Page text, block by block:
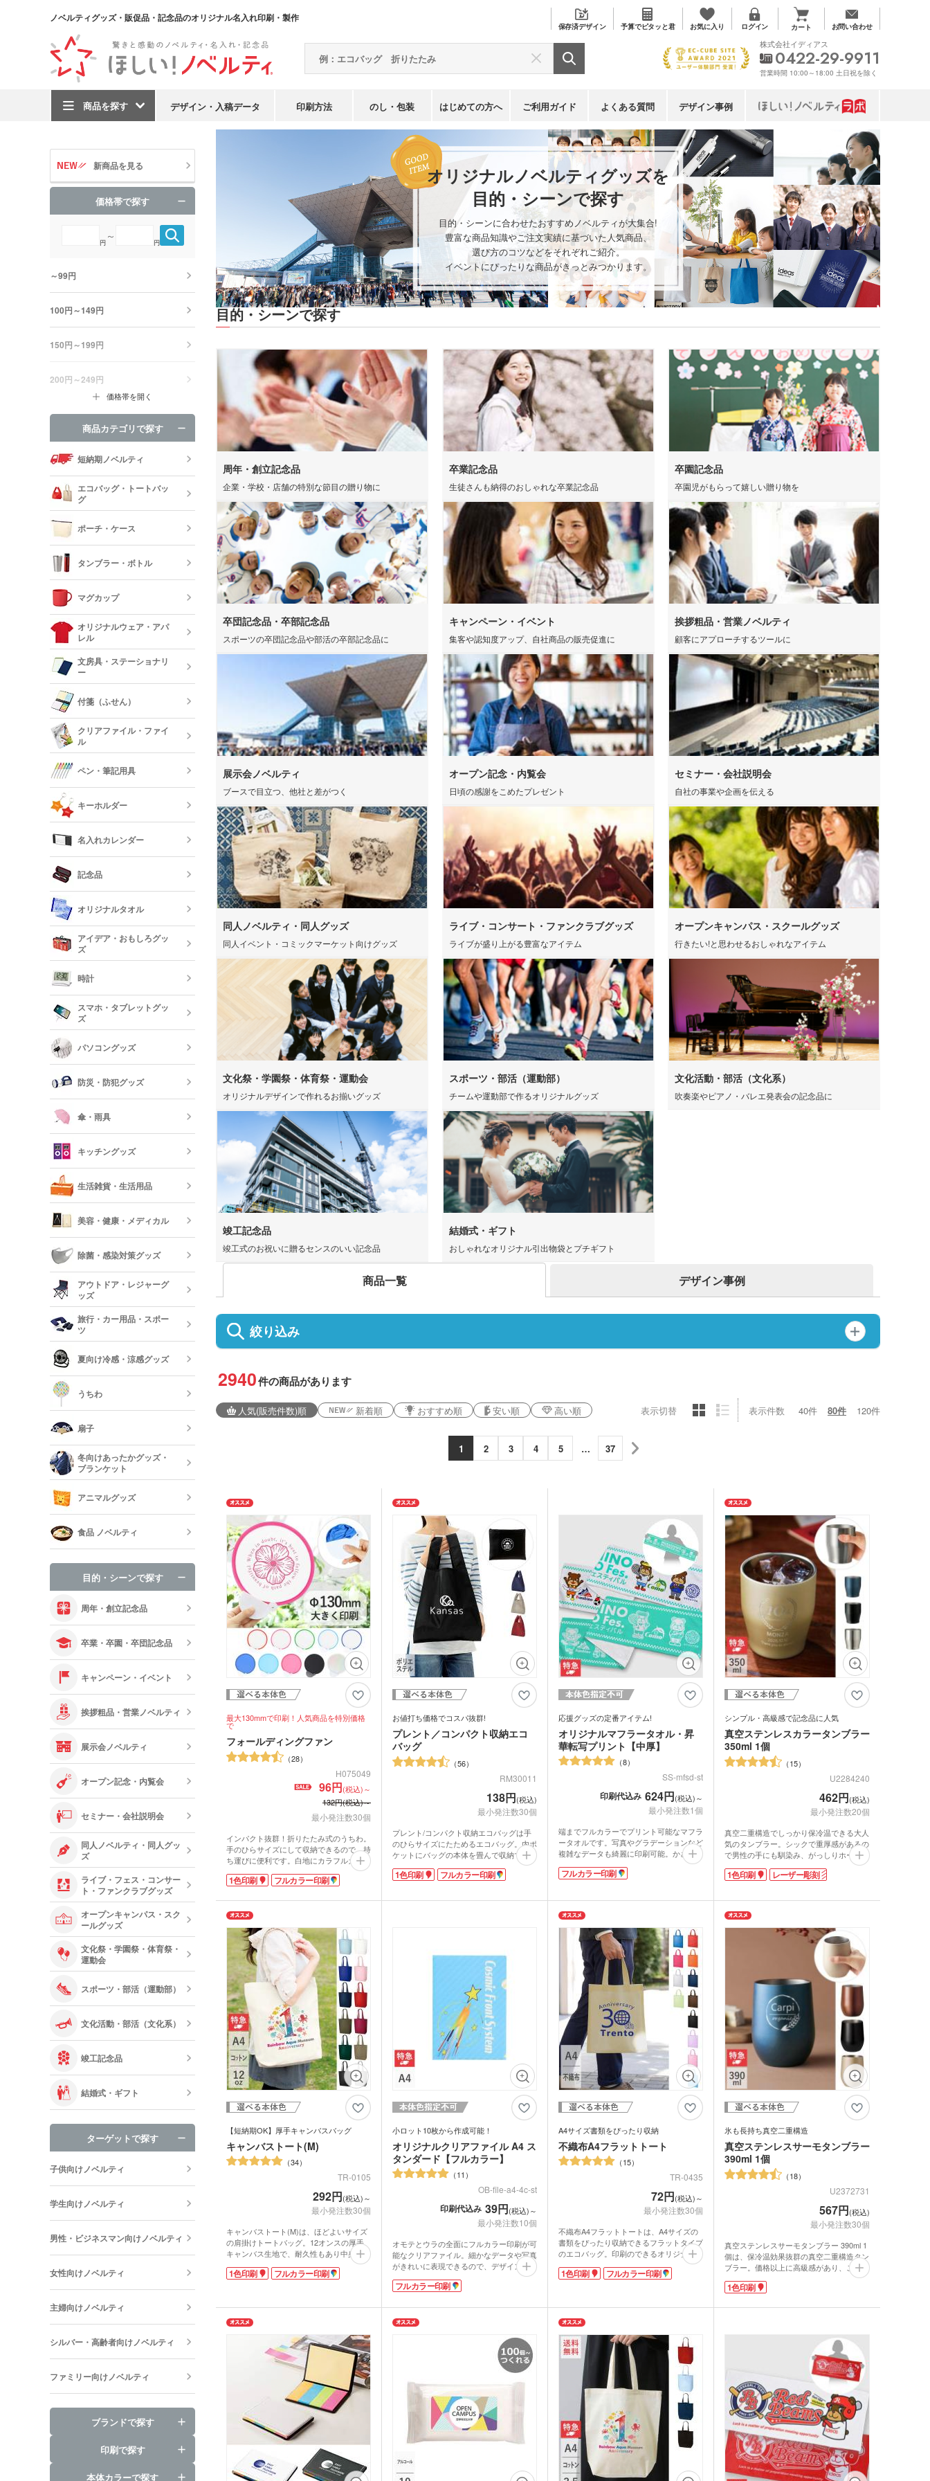
ノベルティグッズ・販促品・記念品のオリジナル名入れ印刷・製作
保存済デザイン 予算でピタッと君 お気に入り ログイン カート お問い合わせ
商品を探す デザイン・入稿データ 印刷方法 のし・包装 はじめての方へ ご利用ガイド よくある質問 デザイン事例
株式会社イディアス
0422-29-9911
営業時間 10:00～18:00 土日祝を除く
オリジナルノベルティグッズを
目的・シーンで探す
目的・シーンに合わせたおすすめノベルティが大集合!
豊富な商品知識やご注文実績に基づいた人気商品、
選び方のコツなどをそれぞれご紹介。
イベントにぴったりな商品がきっとみつかります。
目的・シーンで探す
周年・創立記念品
企業・学校・店舗の特別な節目の贈り物に
卒業記念品
生徒さんも納得のおしゃれな卒業記念品
卒園記念品
卒園児がもらって嬉しい贈り物を
卒団記念品・卒部記念品
スポーツの卒団記念品や部活の卒部記念品に
キャンペーン・イベント
集客や認知度アップ、自社商品の販売促進に
挨拶粗品・営業ノベルティ
顧客にアプローチするツールに
展示会ノベルティ
ブースで目立つ、他社と差がつく
オープン記念・内覧会
日頃の感謝をこめたプレゼント
セミナー・会社説明会
自社の事業や企画を伝える
同人ノベルティ・同人グッズ
同人イベント・コミックマーケット向けグッズ
ライブ・コンサート・ファンクラブグッズ
ライブが盛り上がる豊富なアイテム
オープンキャンパス・スクールグッズ
行きたい!と思わせるおしゃれなアイテム
文化祭・学園祭・体育祭・運動会
オリジナルデザインで作れるお揃いグッズ
スポーツ・部活（運動部）
チームや運動部で作るオリジナルグッズ
文化活動・部活（文化系）
吹奏楽やピアノ・バレエ発表会の記念品に
竣工記念品
竣工式のお祝いに贈るセンスのいい記念品
結婚式・ギフト
おしゃれなオリジナル引出物袋とプチギフト
商品一覧 デザイン事例
絞り込み
2940件の商品があります
人気(販売件数)順 新着順 おすすめ順 安い順 高い順 表示切替 表示件数 40件 80件 120件
1 2 3 4 5 … 37
最大130mmで印刷！人気商品を特別価格
で
フォールディングファン
28
H075049
96円(税込)～
132円(税込)～
最小発注数30個
インパクト抜群！折りたたみ式のうちわ。
手のひらサイズにして収納できるので、持
ち運びに便利です。白地にカラフルカラー
を縁取ったデザインが、さり気なくおしゃ
れです。 印刷が映える盤面が白のタイ
ラーズ、華やかなオーロラカラーの3タイ
プから好きな色を選べます。コンサートグ
ッズやアイドルのオリジナルグッズ等で、
うちわと持ち手両方にロゴを印刷すること
で、ひときわ目立つグッズとして人気で
す。
展示会やイベント会場で目を惹くノベルテ
ィが作成できますよ。
1色印刷 フルカラー印刷
お値打ち価格でコスパ抜群!
プレント／コンパクト収納エコ
バッグ
56
RM30011
138円(税込)
最小発注数30個
プレント/コンパクト収納エコバッグは手
のひらサイズにたためるエコバッグ。内ポ
ケットにバッグの本体を畳んで収納できま
す。いつも使うバッグに入れておけば、急
な買い物の時に大活躍。
を使用することでCO2削減になり、SDGs
なので直接会えないお客様にDMで送るこ
ともできます。環境を意識したノベルティ
は受け取る側から好感触が得られますよ。
内ポケットかバッグ本体に1色・本体にフ
ルカラー印刷が可能です。お店のロゴやキ
ャラクターを印刷したオリジナルエコバッ
グを作成してみてはいかがでしょうか?
1色印刷 フルカラー印刷
応援グッズの定番アイテム!
オリジナルマフラータオル・昇
華転写プリント【中厚】
8
SS-mfsd-st
印刷代込み 624円(税込)～
最小発注数1個
端までフルカラーでプリント可能なマフラ
ータオルです。写真やグラデーションなど
複雑なデータも綺麗に印刷可能。かさばり
にくい中厚タイプは表面がマイクロファイ
バー素材、裏面は吸水性のあるコットン素
肩に掛けたり、首に巻いたり、マフラータ
オルは応援グッズの定番アイテム。スポー
ツチームやライブ・イベントのオリジナル
グッズに人気です。表示価格は印刷代込み
の格安価格！フルカラーのデザインも1色
のデザインも同価格でご対応。1枚からの
小ロットでご注文いただけます。
フルカラー印刷
シンプル・高級感で記念品に人気
真空ステンレスカラータンブラー
350ml 1個
15
U2284240
462円(税込)
最小発注数20個
真空二重構造でしっかり保冷温できる大人
気のタンブラー。シックで重厚感があるの
で男性の手にも馴染み、がっしりホールド
できる持ちやすい大きさです。幅の広い口
径で飲みやすく、大きな氷もすんなり入れ
で使いやすいカラー4色展開。
社名やロゴを入れて特別な記念品の作成に
おすすめです。
1色印刷 レーザー彫刻
【短納期OK】厚手キャンバスバッグ
キャンバストート(M)
34
TR-0105
292円(税込)～
最小発注数30個
キャンバストート(M)は、ほどよいサイズ
の肩掛けトートバッグ。12オンスの厚手
キャンバス生地で、耐久性もあり中身が透
けて見えることがありません。豊富なカラ
ーバリエーションで、企業カラーやイベン
シンプルな無地のデザインのバッグは、ロ
ゴやイラストが映えるのでオリジナルバッ
PR効果も抜群！セミナーや会社説明会に
も選ばれます。世界にひとつのオリジナル
バッグを小ロットで制作できますよ。
1色印刷 フルカラー印刷
小ロット10枚から作成可能！
オリジナルクリアファイル A4 ス
タンダード【フルカラー】
11
OB-file-a4-4c-st
印刷代込み 39円(税込)～
最小発注数10個
オモテとウラの全面にフルカラー印刷が可
能なクリアファイル。細かなデータや写真
がきれいに表現できるので、デザインにこ
だわったオリジナルのノベルティを作成し
ていただけます。
会で人気の販促品。定番のA4サイズはオ
フィス・学校・自宅、幅広いシーンで活躍
学校説明会の配布用資料入れとしても人気
があり、集合写真を印刷すれば思い出に残
フルカラー印刷
A4サイズ書類をぴったり収納
不織布A4フラットトート
15
TR-0435
72円(税込)～
最小発注数30個
不織布A4フラットトートは、A4サイズの
書類をぴったり収納できるフラットタイプ
のエコバッグ。印刷のできるオリジナルバ
ッグが、激安価格で制作できます。軽くて
丈夫な不織布素材なので、イベントや展示
不織布A4フラットトートバッグは広範囲
に1色印刷、フルカラー印刷ができますの
のお土産用バッグにも。100個以下の小ロ
ットでもご注文可能です。企業やイベント
のイメージカラーに合わせて、カラフルな
13色からお好きなカラーを選んでくださ
1色印刷 フルカラー印刷
氷も長持ち真空二重構造
真空ステンレスサーモタンブラー
390ml 1個
18
U2372731
567円(税込)
最小発注数30個
真空ステンレスサーモタンブラー 390ml 1
個は、保冷温効果抜群の真空二重構造タン
ブラー。価格以上に高級感があり、ご成約
記念品などのノベルティに大人気です。手
に馴染む安定感ある丸みをおびたフォル
もすんなり入ります。冷たい缶ビール1本
ジャスで光沢感あるシャンパンゴールド・
ネイビー・ブラック・モカブラウン4色か
1色印刷
新商品を見る
価格帯で探す
円
～
円
～99円
100円～149円
150円～199円
200円～249円
価格帯を開く
商品カテゴリで探す
短納期ノベルティ
エコバッグ・トートバッ
グ
エコバッグ・折りたたみバ
ッグ
コットントートバッグ(～
キャンバストートバッグ
(8oz～)
巾着・リュック・ナップサ
ック
不織布トートバッグ
保冷バッグ・レジかごバッ
グ
ランチトートバッグ サコッシュ マルシェバッグ
ジュートバッグ・コットン
リネンバッグ
デニムバッグ おしゃれトートバッグ
スクエアトート
オーガニックコットンバッ
グ
ポリエステルトートバッグ
短納期エコバッグ・トート
バッグ・巾着
ポーチ・ケース
キャンバスポーチ ポリエステルポーチ クリア・ビニールポーチ
デニムポーチ 本革・レザー調ポーチ
スマホショルダー・スマホ
ポーチ
短納期ポーチ
タンブラー・ボトル
ルミタンブラー
デザインタンブラー）
プラスチックタンブラー
ステンレスボトル・マグボ
トル
アルミボトル・マウンテン
ボトル（カラビナ付）
クリアボトル・プラスチッ
スープジャー・フードポッ
ル
水筒・魔法瓶
オリジナルグラス・ビアグ
ラス
ボトルホルダー・ペットボ
トルホルダー
短納期タンブラー・ボトル
マグカップ
陶器マグカップ・磁器マグ
カップ
ガラスマグカップ
プラスチックマグカップ・
バンブーマグカップ
ステンレスマグカップ 湯のみ
オリジナルウェア・アパ
レル
オリジナルTシャツ(半袖・
オリジナルポロシャツ(半
袖・長袖)
オリジナルドライTシャツ・
ドライウェア(半袖・長袖)
オリジナルロンT・長袖Tシ
ャツ
オリジナルキッズウェア オリジナルユニフォーム
文房具・ステーショナリ
ー
ノート・手帳 マグネット
バインダー・クリップボー
クリーナー ペンケース・筆箱 ペン立て・トレイ
カードケース・カードホル
ダー・名刺入れ
ケース・マルチケース
ブックカバー・ルーペ・し
おり
定規・メジャー
印鑑・印鑑ケース・スタン
プ
電卓・レターカッター・ホ
ッチキス他
短納期文房具・ステーショナ
リー
付箋（ふせん）
オリジナル付箋 ノベルティ付箋 短納期付箋（ふせん）
クリアファイル・ファイ
ル
オリジナルクリアファイル
押し・シルク）
短納期クリアファイル
ペン・筆記用具
フリクション ジェットストリーム ボールペン(単色)
多機能ペン(タッチ・シャー
プペン付など)
多色ペン シャープペン
万年筆 サインペン・筆ペン マーカー・蛍光ペン
短納期ボールペン
キーホルダー
レザーキーホルダー・革製
キーホルダー
メタルキーホルダー・金属
製キーホルダー
木製キーホルダー・ウッド
キーホルダー
反射板キーホルダー・リフ
レクターキーホルダー
名入れカレンダー
卓上カレンダー 壁掛けカレンダー 万年カレンダー
記念品
記念品 タンブラー 記念品 マグカップ 記念品 ボトル・水筒
記念品 グラス 記念品 バッグ 記念品 時計
記念品 ステーショナリ
ー・文房具
記念品 ボールペン・筆記
記念品 タオル
記念品 写真立て・フォト
フレーム
記念品 モバイルバッテリ
ー・充電器
記念品 USBグッズ
記念品 印鑑ケース・ネー
記念品 キーホルダー 記念品 防災グッズ
記念品 傘・日傘
オリジナルタオル
オリジナルフェイスタオル オリジナルハンカチタオル
オリジナルミニハンカチタ
オル
オリジナルハンドタオル オリジナルマフラータオル オリジナルスポーツタオル
オリジナルバスタオル 名入れタオル・粗品タオル ノベルティタオル
短納期オリジナルタオル
アイデア・おもしろグッ
ズ
時計
電波時計
スマホ・タブレットグッ
ズ
モバイルバッテリー・充電
スマホモバイルスタンド イヤホン・スピーカー
スマホクリーナー・マイク
ロファイバークロス
モバイル スマホケース スマホリング スマホ関連アクセサリー
短納期スマホ・タブレット
グッズ
パソコングッズ
USBグッズ マウスパッド PCクリーナー
防災・防犯グッズ
防災セット・非常持出袋
ライト・LEDライト・懐中
電灯
ラジオ
反射板・リフレクター 防犯ブザー・ホイッスル アルミブランケット他
傘・雨具
傘 傘カバー・雨具
キッチングッズ
箸・カトラリー・スプーン オリジナル コースター
ランチボックス・お弁当
箱・フードポット
食器 キッチン 消耗品 キッチン雑貨
生活雑貨・生活用品
フォトフレーム・ピクチャ
ーボード
収納グッズ
美容・健康・メディカル
コスメポーチ マスクケース
名入れマスク(オリジナル印
除菌・感染対策グッズ
刷)
ハンド・除菌関連グッズ
アウトドア・レジャーグ
ッズ
みチェア
レジャーバッグ
旅行・カー用品・スポー
ツ
トラベルグッズ
夏向け冷感・涼感グッズ
保冷剤・冷却パック・氷の
う
ハンディファン・ハンディ
扇風機
クールタオル
うちわ
ノベルティうちわ
扇子
冬向けあったかグッズ・
ブランケット
オリジナルブランケット ノベルティブランケット カイロ・湯たんぽ
手袋・ネックウォーマー他
アニマルグッズ
食品 ノベルティ
オリジナルお菓子
食料品・調味料（グルメギ
フト・既製品）
目的・シーンで探す
周年・創立記念品
卒業・卒園・卒団記念品
キャンペーン・イベント
挨拶粗品・営業ノベルティ
展示会ノベルティ
オープン記念・内覧会
セミナー・会社説明会
同人ノベルティ・同人グッ
ズ
ライブ・フェス・コンサー
ト・ファンクラブグッズ
オープンキャンパス・スク
ールグッズ
文化祭・学園祭・体育祭・
運動会
スポーツ・部活（運動部）
文化活動・部活（文化系）
竣工記念品
結婚式・ギフト
ターゲットで探す
子供向けノベルティ
学生向けノベルティ
男性・ビジネスマン向けノベルティ
女性向けノベルティ
主婦向けノベルティ
シルバー・高齢者向けノベルティ
ファミリー向けノベルティ
ブランドで探す
印刷で探す
本体カラーで探す